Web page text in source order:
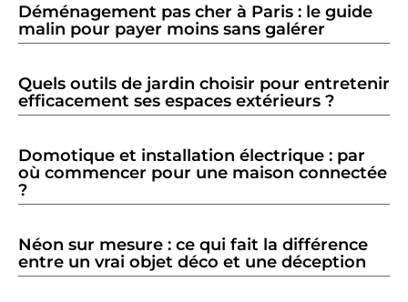
Déménagement pas cher à Paris : le guide
malin pour payer moins sans galérer
Quels outils de jardin choisir pour entretenir
efficacement ses espaces extérieurs ?
Domotique et installation électrique : par
où commencer pour une maison connectée
?
Néon sur mesure : ce qui fait la différence
entre un vrai objet déco et une déception